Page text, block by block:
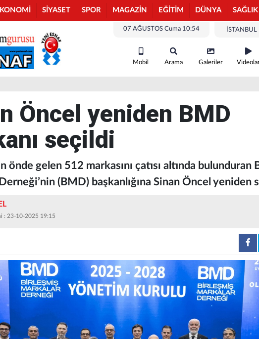
SİYASET SPOR MAGAZİN EĞİTİM DÜNYA SAĞLIK
07 AĞUSTOS Cuma 10:54
Mobil Arama Galeriler
Öncel yeniden BMD
seçildi
önde gelen 512 markasını çatısı altında bulunduran
(BMD) başkanlığına Sinan Öncel yeniden
: 23-10-2025 19:15